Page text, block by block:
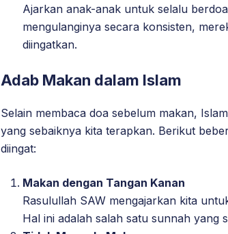
Ajarkan anak-anak untuk selalu
mengulanginya secara konsisten,
diingatkan.
Adab Makan dalam Islam
Selain membaca doa sebelum makan,
yang sebaiknya kita terapkan. Berikut
diingat:
Makan dengan Tangan Kanan
Rasulullah SAW mengajarkan kita
Hal ini adalah salah satu sunnah yang